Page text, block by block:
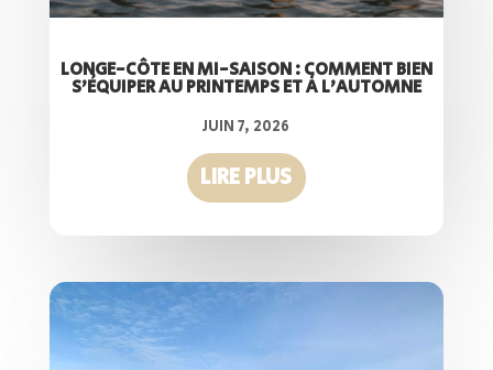
LONGE-CÔTE EN MI-SAISON : COMMENT BIEN
S’ÉQUIPER AU PRINTEMPS ET À L’AUTOMNE
JUIN 7, 2026
LIRE PLUS